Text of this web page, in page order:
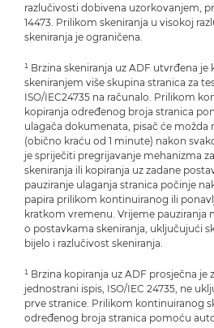
razlučivosti dobivena uzorkovanjem,
14473. Prilikom skeniranja u visokoj
skeniranja je ograničena.
¹ Brzina skeniranja uz ADF utvrđena
skeniranjem više skupina stranica za
ISO/IEC24735 na računalo. Prilikom
kopiranja određenog broja stranica
ulagača dokumenata, pisač će možda
(obično kraću od 1 minute) nakon
je spriječiti pregrijavanje mehanizma
skeniranja ili kopiranja uz zadane
pauziranje ulaganja stranica počinje
papira prilikom kontinuiranog ili
kratkom vremenu. Vrijeme pauziranja
o postavkama skeniranja, uključujući
bijelo i razlučivost skeniranja.
¹ Brzina kopiranja uz ADF prosječna je
jednostrani ispis, ISO/IEC 24735, ne
prve stranice. Prilikom kontinuiranog
određenog broja stranica pomoću